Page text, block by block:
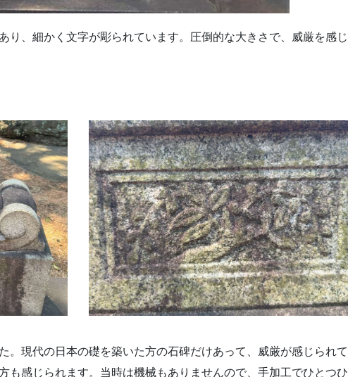
り、細かく文字が彫られています。圧倒的な大きさで、威厳を感じ
。現代の日本の礎を築いた方の石碑だけあって、威厳が感じられて
も感じられます。当時は機械もありませんので、手加工でひとつひ